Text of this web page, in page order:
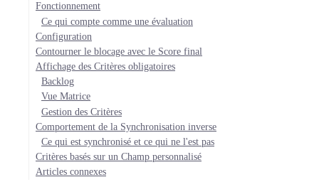
Fonctionnement
Ce qui compte comme une évaluation
Configuration
Contourner le blocage avec le Score final
Affichage des Critères obligatoires
Backlog
Vue Matrice
Gestion des Critères
Comportement de la Synchronisation inverse
Ce qui est synchronisé et ce qui ne l'est pas
Critères basés sur un Champ personnalisé
Articles connexes